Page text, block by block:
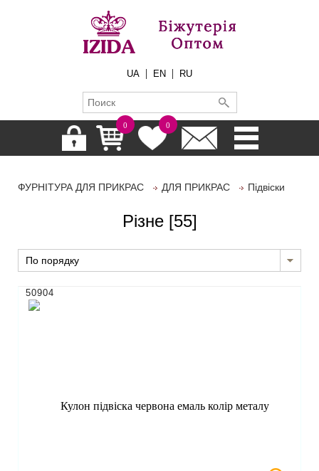
UA | EN | RU
0
0
ФУРНІТУРА ДЛЯ ПРИКРАС ДЛЯ ПРИКРАС Підвіски
Різне[55]
По порядку
50904